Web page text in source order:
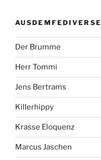
AUSDEMFEDIVERSE
Der Brumme
Herr Tommi
Jens Bertrams
Killerhippy
Krasse Eloquenz
Marcus Jaschen